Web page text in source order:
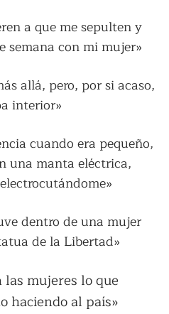
a que me sepulten y
semana con mi mujer»
allá, pero, por si acaso,
interior»
cuando era pequeño,
una manta eléctrica,
dentro de una mujer
de la Libertad»
mujeres lo que
haciendo al país»